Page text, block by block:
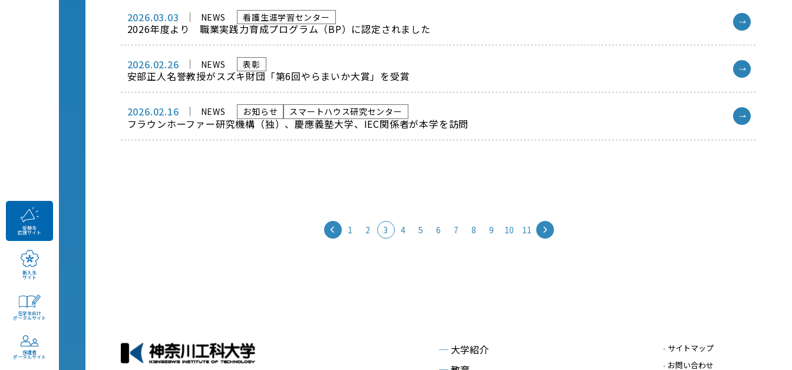
受験生
応援サイト
新入生
サイト
在学生向け
ポータルサイト
保護者
ポータルサイト
2026.03.03 NEWS 看護生涯学習センター
2026年度より 職業実践力育成プログラム（BP）に認定されました
→
2026.02.26 NEWS 表彰
安部正人名誉教授がスズキ財団「第6回やらまいか大賞」を受賞
→
2026.02.16 NEWS お知らせ スマートハウス研究センター
フラウンホーファー研究機構（独）、慶應義塾大学、IEC関係者が本学を訪問
→
1 2 3 4 5 6 7 8 9 10 11
─大学紹介
- サイトマップ
- お問い合わせ